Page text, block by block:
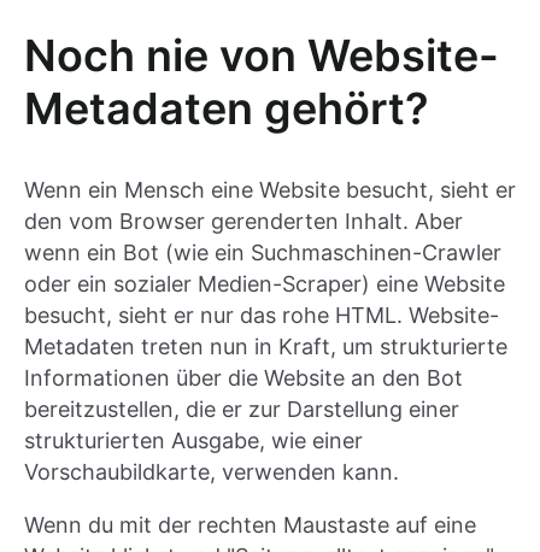
Noch nie von Website-
Metadaten gehört?
Wenn ein Mensch eine Website besucht, sieht er
den vom Browser gerenderten Inhalt. Aber
wenn ein Bot (wie ein Suchmaschinen-Crawler
oder ein sozialer Medien-Scraper) eine Website
besucht, sieht er nur das rohe HTML. Website-
Metadaten treten nun in Kraft, um strukturierte
Informationen über die Website an den Bot
bereitzustellen, die er zur Darstellung einer
strukturierten Ausgabe, wie einer
Vorschaubildkarte, verwenden kann.
Wenn du mit der rechten Maustaste auf eine